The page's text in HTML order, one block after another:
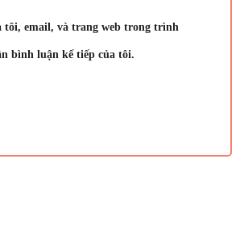
tôi, email, và trang web trong trình
bình luận kế tiếp của tôi.